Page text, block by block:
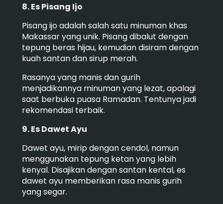
8. Es Pisang Ijo
Pisang ijo adalah salah satu minuman khas
Makassar yang unik. Pisang dibalut dengan
tepung beras hijau, kemudian disiram dengan
kuah santan dan sirup merah.
Rasanya yang manis dan gurih
menjadikannya minuman yang lezat, apalagi
saat berbuka puasa Ramadan. Tentunya jadi
rekomendasi terbaik.
9. Es Dawet Ayu
Dawet ayu, mirip dengan cendol, namun
menggunakan tepung ketan yang lebih
kenyal. Disajikan dengan santan kental, es
dawet ayu memberikan rasa manis gurih
yang segar.